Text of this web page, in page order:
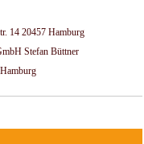
14 20457 Hamburg
Stefan Büttner